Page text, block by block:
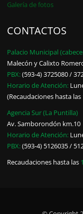
Galería de fotos
CONTACTOS
Palacio Municipal
Malecón y Calixto
PBX:(593-4) 3725080 /
Horario de Atención:
(Recaudaciones hasta las
Agencia Sur (La Puntilla)
Av. Samborondón km.10
Horario de Atención:
PBX:(593-4) 5126035 /
Recaudaciones hasta las